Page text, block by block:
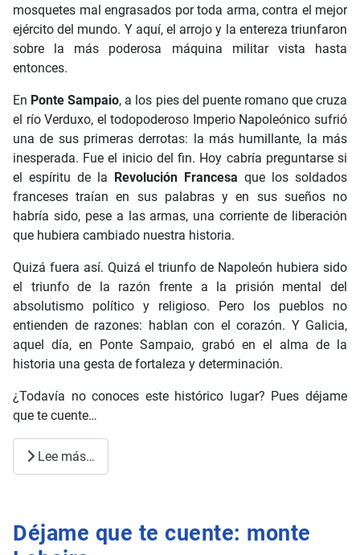
mosquetes mal engrasados por toda arma, contra el mejor
ejército del mundo. Y aquí, el arrojo y la entereza triunfaron
sobre la más poderosa máquina militar vista hasta
entonces.
En Ponte Sampaio, a los pies del puente romano que cruza
el río Verduxo, el todopoderoso Imperio Napoleónico sufrió
una de sus primeras derrotas: la más humillante, la más
inesperada. Fue el inicio del fin. Hoy cabría preguntarse si
el espíritu de la Revolución Francesa que los soldados
franceses traían en sus palabras y en sus sueños no
habría sido, pese a las armas, una corriente de liberación
que hubiera cambiado nuestra historia.
Quizá fuera así. Quizá el triunfo de Napoleón hubiera sido
el triunfo de la razón frente a la prisión mental del
absolutismo político y religioso. Pero los pueblos no
entienden de razones: hablan con el corazón. Y Galicia,
aquel día, en Ponte Sampaio, grabó en el alma de la
historia una gesta de fortaleza y determinación.
¿Todavía no conoces este histórico lugar? Pues déjame
que te cuente…
Lee más…
Déjame que te cuente: monte